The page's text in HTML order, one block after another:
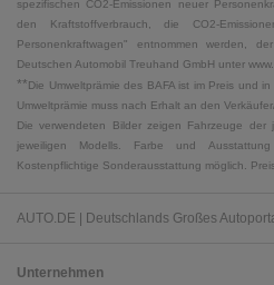
spezifischen CO2-Emissionen neuer
den Kraftstoffverbrauch, die CO2-
Personenkraftwagen" entnommen werden,
Deutschen Automobil Treuhand GmbH unter
**Die Umweltprämie des BAFA ist im Preis und
Umweltprämie muss nach Erhalt an den
Die verwendeten Bilder zeigen Fahrzeuge der
jeweiligen Modells. Farbe und
Kostenpflichtige Sonderausstattung möglich.
AUTO.DE | Deutschlands Großes
Unternehmen